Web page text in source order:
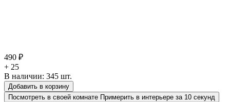
490 ₽
+ 25
В наличии: 345 шт.
Добавить в корзину
Посмотреть в своей комнате Примерить в интерьере за 10 секунд